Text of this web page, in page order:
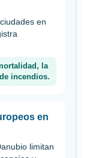
en
la
incendios.
en
limitan